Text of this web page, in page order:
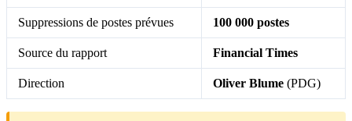
Suppressions de postes prévues 100 000 postes
Source du rapport Financial Times
Direction Oliver Blume (PDG)